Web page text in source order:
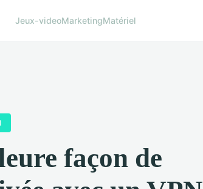
Jeux-videoMarketingMatériel
façon de